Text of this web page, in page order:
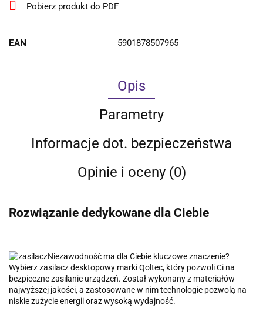
Pobierz produkt do PDF
EAN 5901878507965
Opis
Parametry
Informacje dot. bezpieczeństwa
Opinie i oceny (0)
Rozwiązanie dedykowane dla Ciebie
Niezawodność ma dla Ciebie kluczowe znaczenie?
Wybierz zasilacz desktopowy marki Qoltec, który pozwoli Ci na
bezpieczne zasilanie urządzeń. Został wykonany z materiałów
najwyższej jakości, a zastosowane w nim technologie pozwolą na
niskie zużycie energii oraz wysoką wydajność.